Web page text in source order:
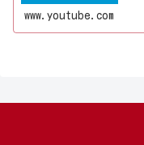
www.youtube.com